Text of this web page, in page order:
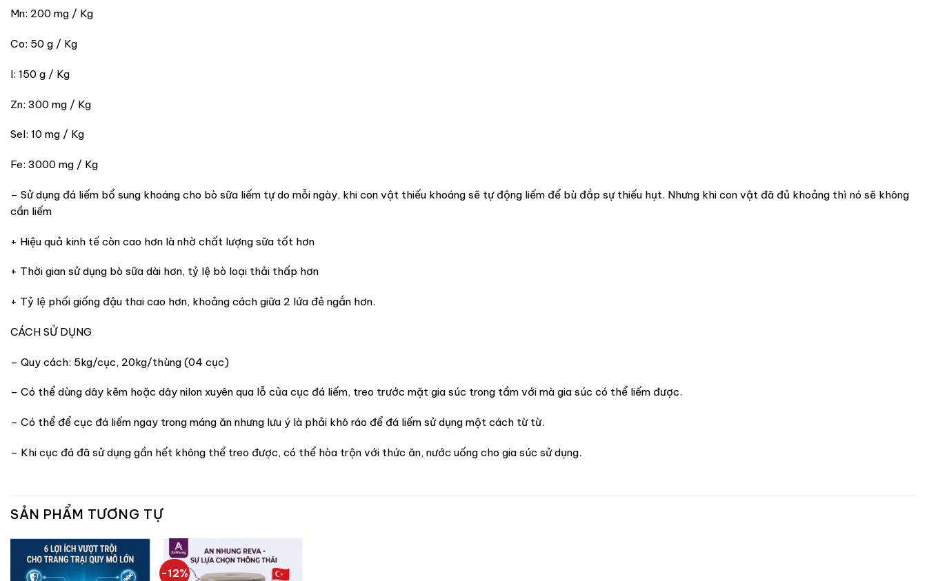
Mn: 200 mg / Kg
Co: 50 g / Kg
I: 150 g / Kg
Zn: 300 mg / Kg
Sel: 10 mg / Kg
Fe: 3000 mg / Kg
– Sử dụng đá liếm bổ sung khoáng cho bò sữa liếm tự do mỗi ngày, khi con vật thiếu khoáng sẽ tự động liếm để bù đắp sự thiếu hụt. Nhưng khi con vật đã đủ khoảng thì nó sẽ không
cần liếm
+ Hiệu quả kinh tế còn cao hơn là nhờ chất lượng sữa tốt hơn
+ Thời gian sử dụng bò sữa dài hơn, tỷ lệ bò loại thải thấp hơn
+ Tỷ lệ phối giống đậu thai cao hơn, khoảng cách giữa 2 lứa đẻ ngắn hơn.
CÁCH SỬ DỤNG
– Quy cách: 5kg/cục, 20kg/thùng (04 cục)
– Có thể dùng dây kẽm hoặc dây nilon xuyên qua lỗ của cục đá liếm, treo trước mặt gia súc trong tầm với mà gia súc có thể liếm được.
– Có thể để cục đá liếm ngay trong máng ăn nhưng lưu ý là phải khô ráo để đá liếm sử dụng một cách từ từ.
– Khi cục đá đã sử dụng gần hết không thể treo được, có thể hòa trộn với thức ăn, nước uống cho gia súc sử dụng.
SẢN PHẨM TƯƠNG TỰ
-12%